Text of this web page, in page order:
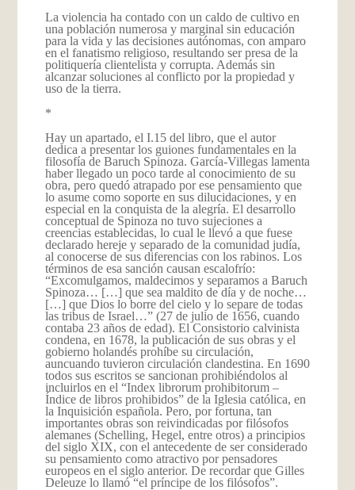
La violencia ha contado con un caldo de cultivo en
una población numerosa y marginal sin educación
para la vida y las decisiones autónomas, con amparo
en el fanatismo religioso, resultando ser presa de la
politiquería clientelista y corrupta. Además sin
alcanzar soluciones al conflicto por la propiedad y
uso de la tierra.
*
Hay un apartado, el I.15 del libro, que el autor
dedica a presentar los guiones fundamentales en la
filosofía de Baruch Spinoza. García-Villegas lamenta
haber llegado un poco tarde al conocimiento de su
obra, pero quedó atrapado por ese pensamiento que
lo asume como soporte en sus dilucidaciones, y en
especial en la conquista de la alegría. El desarrollo
conceptual de Spinoza no tuvo sujeciones a
creencias establecidas, lo cual le llevó a que fuese
declarado hereje y separado de la comunidad judía,
al conocerse de sus diferencias con los rabinos. Los
términos de esa sanción causan escalofrío:
“Excomulgamos, maldecimos y separamos a Baruch
Spinoza… […] que sea maldito de día y de noche…
[…] que Dios lo borre del cielo y lo separe de todas
las tribus de Israel…” (27 de julio de 1656, cuando
contaba 23 años de edad). El Consistorio calvinista
condena, en 1678, la publicación de sus obras y el
gobierno holandés prohíbe su circulación,
auncuando tuvieron circulación clandestina. En 1690
todos sus escritos se sancionan prohibiéndolos al
incluirlos en el “Index librorum prohibitorum –
Índice de libros prohibidos” de la Iglesia católica, en
la Inquisición española. Pero, por fortuna, tan
importantes obras son reivindicadas por filósofos
alemanes (Schelling, Hegel, entre otros) a principios
del siglo XIX, con el antecedente de ser considerado
su pensamiento como atractivo por pensadores
europeos en el siglo anterior. De recordar que Gilles
Deleuze lo llamó “el príncipe de los filósofos”.